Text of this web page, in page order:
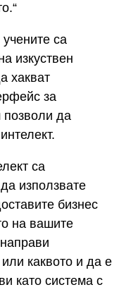
са
изкуствен
хакват
за
позволи да
са
използвате
бизнес
на вашите
каквото и да е
като система с